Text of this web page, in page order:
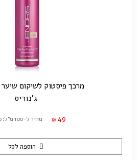
מרכך פיסטוק לשיקום שיער | 500
ג'נוריס
₪ 49 מחיר ל-100 מ"ל: ₪9.80
הוספה לסל